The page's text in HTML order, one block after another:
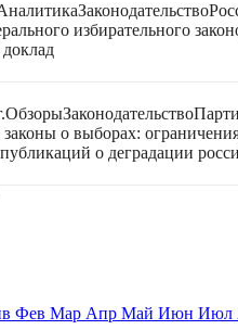
Законодательство
избирательного
ОбзорыЗаконодательство
о выборах:
о деградации
Фев Мар Апр Май Июн Июл